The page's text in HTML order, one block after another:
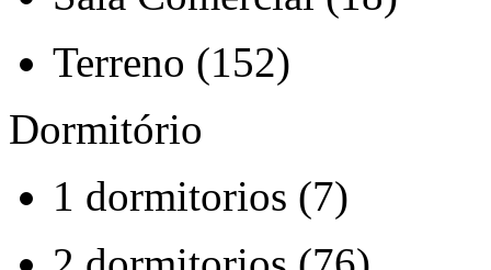
Terreno (152)
Dormitório
1 dormitorios (7)